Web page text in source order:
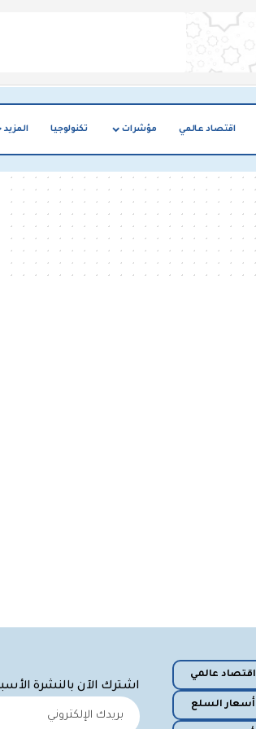
اقتصاد عالمي مؤشرات تكنولوجيا المزيد
اقتصاد عالمي
أسعار السلع
اشترك الآن بالنشرة